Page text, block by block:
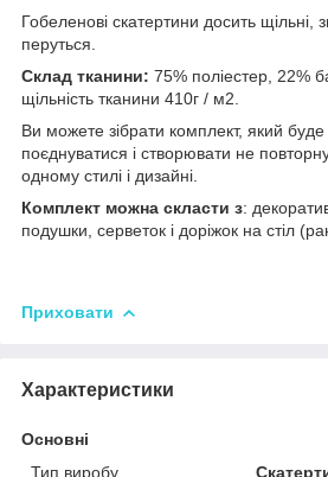
Гобеленові скатертини досить щільні,
перуться.
Склад тканини: 75% поліестер, 22%
щільність тканини 410г / м2.
Ви можете зібрати комплект, який
поєднуватися і створювати не
одному стилі і дизайні.
Комплект можна скласти з:
подушки, серветок і доріжок на стіл
Приховати
Характеристики
Основні
Тип виробу